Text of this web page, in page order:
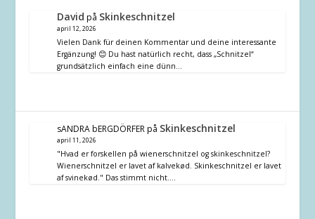
David på Skinkeschnitzel
april 12, 2026
Vielen Dank für deinen Kommentar und deine interessante
Ergänzung! 😊 Du hast natürlich recht, dass „Schnitzel“
grundsätzlich einfach eine dünn…
sANDRA bERGDÖRFERpå Skinkeschnitzel
april 11, 2026
"Hvad er forskellen på wienerschnitzel og skinkeschnitzel?
Wienerschnitzel er lavet af kalvekød. Skinkeschnitzel er lavet
af svinekød." Das stimmt nicht.…